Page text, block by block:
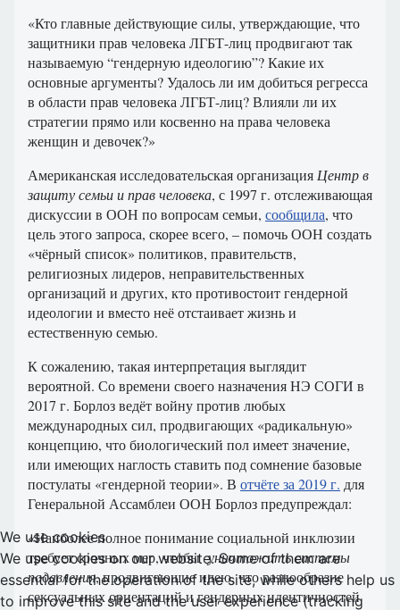
«Кто главные действующие силы, утверждающие, что
защитники прав человека ЛГБТ-лиц продвигают так
называемую “гендерную идеологию”? Какие их
основные аргументы? Удалось ли им добиться регресса
в области прав человека ЛГБТ-лиц? Влияли ли их
стратегии прямо или косвенно на права человека
женщин и девочек?»
Американская исследовательская организацияЦентр в
защиту семьи и прав человека, с 1997 г. отслеживающая
дискуссии в ООН по вопросам семьи, сообщила, что
цель этого запроса, скорее всего, – помочь ООН создать
«чёрный список» политиков, правительств,
религиозных лидеров, неправительственных
организаций и других, кто противостоит гендерной
идеологии и вместо неё отстаивает жизнь и
естественную семью.
К сожалению, такая интерпретация выглядит
вероятной. Со времени своего назначения НЭ СОГИ в
2017 г. Борлоз ведёт войну против любых
международных сил, продвигающих «радикальную»
концепцию, что биологический пол имеет значение,
или имеющих наглость ставить под сомнение базовые
постулаты «гендерной теории». В отчёте за 2019 г. для
Генеральной Ассамблеи ООН Борлоз предупреждал:
«Наиболее полное понимание социальной инклюзии
требует срочных мер, чтобыуничтожить системы
подавления, продвигающие идею, что разнообразие
сексуальных ориентаций и гендерных идентичностей
We use cookies
We use cookies on our website. Some of them are
essential for the operation of the site, while others help us
to improve this site and the user experience (tracking